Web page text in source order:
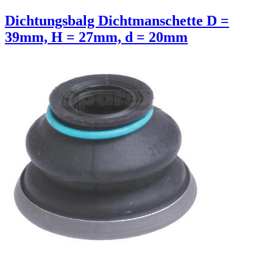
Dichtungsbalg Dichtmanschette D =
39mm, H = 27mm, d = 20mm